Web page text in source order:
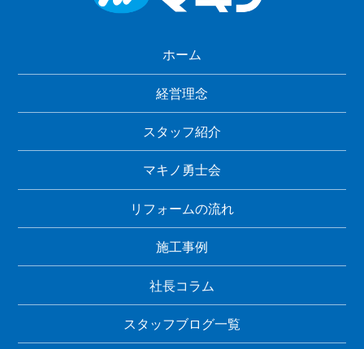
ホーム
経営理念
スタッフ紹介
マキノ勇士会
リフォームの流れ
施工事例
社長コラム
スタッフブログ一覧